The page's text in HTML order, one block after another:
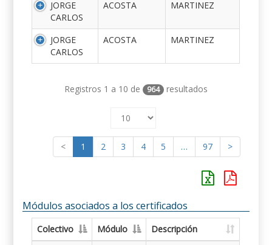
JORGE
CARLOS
ACOSTA MARTINEZ
JORGE
CARLOS
ACOSTA MARTINEZ
Registros 1 a 10 de 964 resultados
< 1 2 3 4 5 … 97 >
Módulos asociados a los certificados
Colectivo Módulo
Descripción